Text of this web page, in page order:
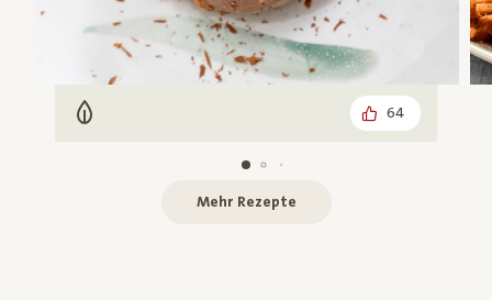
Vegetarisch 64
Mehr Rezepte